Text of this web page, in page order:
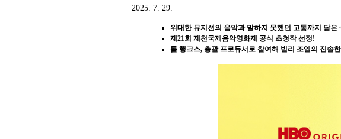
2025. 7. 29.
위대한 뮤지션의 음악과 말하지 못했던 고통까지 담은
제21회 제천국제음악영화제 공식 초청작 선정!
톰 행크스, 총괄 프로듀서로 참여해 빌리 조엘의 진솔